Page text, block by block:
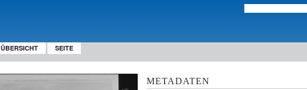
ÜBERSICHT SEITE
METADATEN